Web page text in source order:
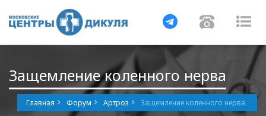
Навигация
Защемление коленного нерва
Главная Форум Артроз Защемление коленного нерва